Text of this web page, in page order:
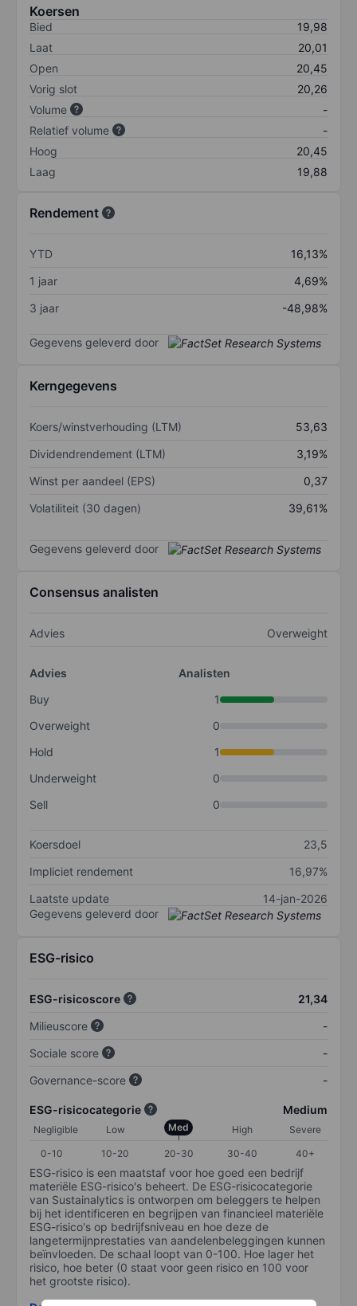
Koersen
Bied
19,98
Laat
20,01
Open
20,45
Vorig slot
20,26
Volume
-
Relatief volume
-
Hoog
20,45
Laag
19,88
Rendement
YTD
16,13%
1 jaar
4,69%
3 jaar
-48,98%
Gegevens geleverd door
Kerngegevens
Koers/winstverhouding (LTM)
53,63
Dividendrendement (LTM)
3,19%
Winst per aandeel (EPS)
0,37
Volatiliteit (30 dagen)
39,61%
Gegevens geleverd door
Consensus analisten
Advies Overweight
Advies
Analisten
Buy
1
Overweight
0
Hold
1
Underweight
0
Sell
0
Koersdoel
23,5
Impliciet rendement
16,97%
Laatste update
14-jan-2026
Gegevens geleverd door
ESG-risico
ESG-risicoscore
21,34
Milieuscore
-
Sociale score
-
Governance-score
-
ESG-risicocategorie Medium
Negligible Low Med High
Severe
0-10
10-20 20-30 30-40 40+
ESG-risico is een maatstaf voor hoe goed een bedrijf
materiële ESG-risico's beheert. De ESG-risicocategorie
van Sustainalytics is ontworpen om beleggers te helpen
bij het identificeren en begrijpen van financieel materiële
ESG-risico's op bedrijfsniveau en hoe deze de
langetermijnprestaties van aandelenbeleggingen kunnen
beïnvloeden. De schaal loopt van 0-100. Hoe lager het
risico, hoe beter (0 staat voor geen risico en 100 voor
het grootste risico).